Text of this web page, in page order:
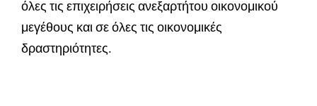
όλες τις επιχειρήσεις ανεξαρτήτου οικονομικού
μεγέθους και σε όλες τις οικονομικές
δραστηριότητες.